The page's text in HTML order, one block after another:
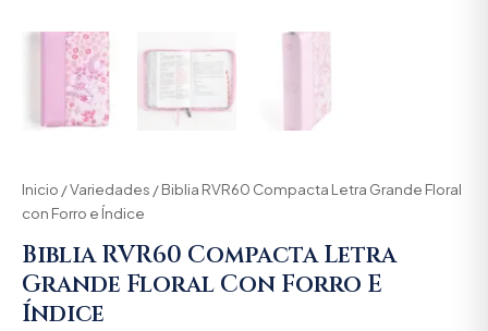
Inicio /Variedades / Biblia RVR60 Compacta Letra Grande Floral
con Forro e Índice
Biblia RVR60 Compacta Letra
Grande Floral Con Forro E
Índice